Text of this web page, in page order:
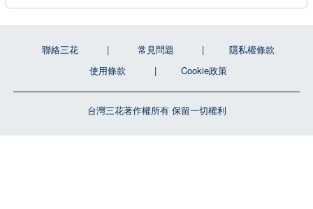
台灣三花著作權所有 保留一切權利
聯絡三花 常見問題
隱私權條款
使用條款
Cookie政策